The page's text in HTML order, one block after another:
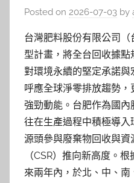
Posted on 2026-07-03 by
台灣肥料股份有限公司
型計畫，將全台回收據
對環境永續的堅定承諾
呼應全球淨零排放趨勢
強勁動能。台肥作為國
往在生產過程中積極導
源頭參與廢棄物回收與
（CSR）推向新高度。
來兩年內，於北、中、